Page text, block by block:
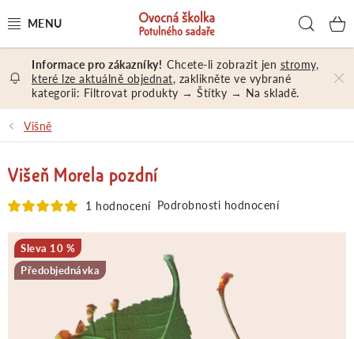
na
OVOCNÉ STROMY A KEŘE
NÁŘADÍ A MATERIÁL
EXKURZE
PRODEJNA
Jak nakupovat Prodejna
Hodnocení obchodu
Chcete-li zobrazit jen stromy,
které lze aktuálně objednat, zaklikněte ve vybrané
kategorii: Filtrovat produkty → Štítky → Na skladě.
Višně
Višeň Morela pozdní
1 hodnocení Podrobnosti hodnocení
10 %
Předobjednávka